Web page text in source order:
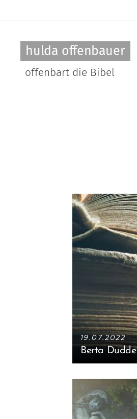
hulda offenbauer
offenbart die Bibel
19.07.2022
Berta Dudde